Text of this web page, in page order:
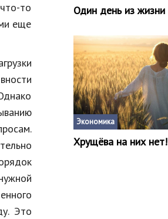
то
еще
Это
Один день из жизни
Экономика
Хрущёва на них нет!